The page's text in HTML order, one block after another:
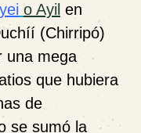
o Ayil en
(Chirripó)
una mega
que hubiera
de
se sumó la